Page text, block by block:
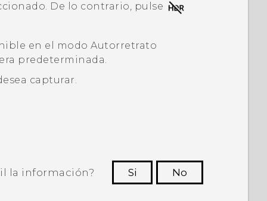
De lo contrario, pulse
en el modoAutorretrato
predeterminada.
capturar.
la información? Si
No